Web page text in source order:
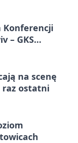
Konferencji
– GKS
na scenę
raz ostatni